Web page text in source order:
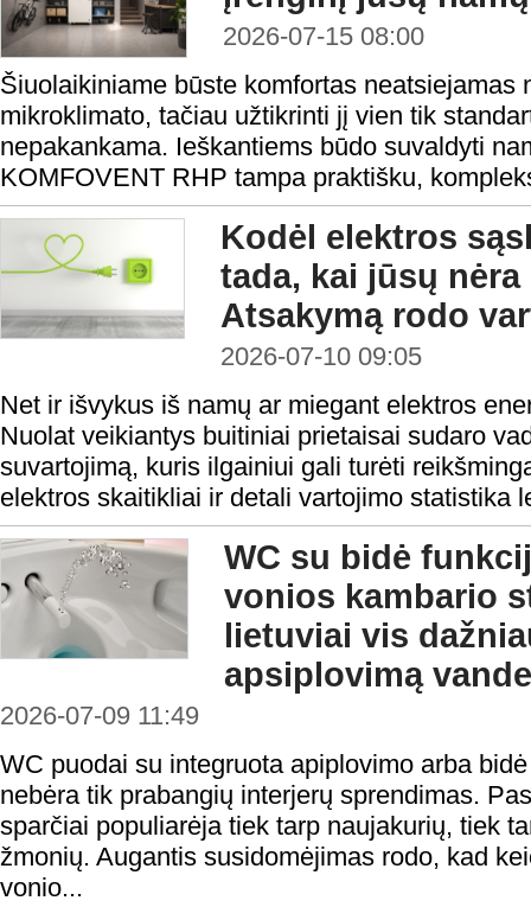
2026-07-15 08:00
Šiuolaikiniame būste komfortas neatsiejamas
mikroklimato, tačiau užtikrinti jį vien tik
nepakankama. Ieškantiems būdo suvaldyti
KOMFOVENT RHP tampa praktišku,
Kodėl elektros
tada, kai jūsų
Atsakymą rodo
2026-07-10 09:05
Net ir išvykus iš namų ar miegant elektros
Nuolat veikiantys buitiniai prietaisai sudaro
suvartojimą, kuris ilgainiui gali turėti
elektros skaitikliai ir detali vartojimo statistika
WC su bidė
vonios kambario
lietuviai vis
apsiplovimą
2026-07-09 11:49
WC puodai su integruota apiplovimo arba
nebėra tik prabangių interjerų sprendimas.
sparčiai populiarėja tiek tarp naujakurių, tiek
žmonių. Augantis susidomėjimas rodo, kad
vonio...